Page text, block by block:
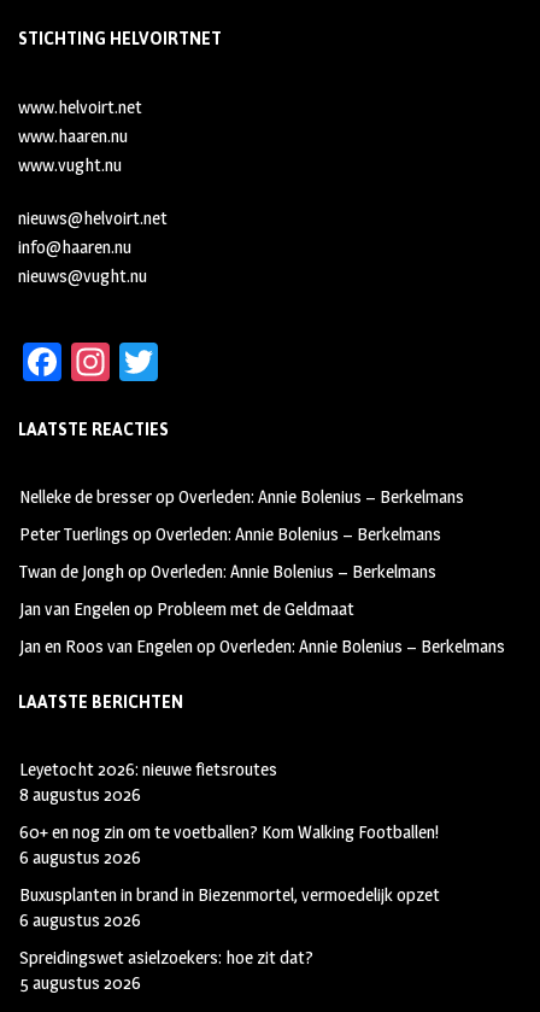
STICHTING HELVOIRTNET
www.helvoirt.net
www.haaren.nu
www.vught.nu
nieuws@helvoirt.net
info@haaren.nu
nieuws@vught.nu
Fa
b
oo
k
In
ag
m
tt
LAATSTE REACTIES
Nelleke de bresseropOverleden: Annie Bolenius – Berkelmans
Peter Tuerlings opOverleden: Annie Bolenius – Berkelmans
Twan de JonghopOverleden: Annie Bolenius – Berkelmans
Jan van Engelenop Probleem met de Geldmaat
Jan en Roos van EngelenopOverleden: Annie Bolenius – Berkelmans
LAATSTE BERICHTEN
Leyetocht 2026: nieuwe fietsroutes
8 augustus 2026
60+ en nog zin om te voetballen? Kom Walking Footballen!
6 augustus 2026
Buxusplanten in brand in Biezenmortel, vermoedelijk opzet
6 augustus 2026
Spreidingswet asielzoekers: hoe zit dat?
5 augustus 2026